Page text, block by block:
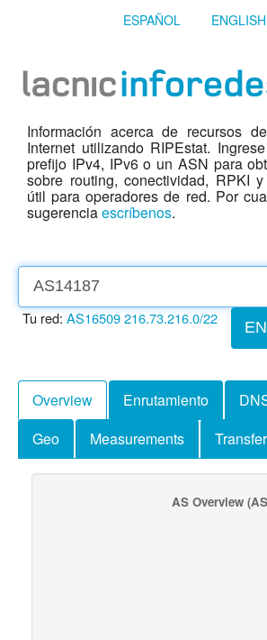
ESPAÑOL ENGLISH
Información acerca de recursos
Internet utilizando RIPEstat.
prefijo IPv4, IPv6 o un ASN para
sobre routing, conectividad, RPKI
útil para operadores de red. Por
sugerenciaescríbenos.
Tu red: AS16509216.73.216.0/22
Overview Enrutamiento
Geo
Measurements
AS Overview